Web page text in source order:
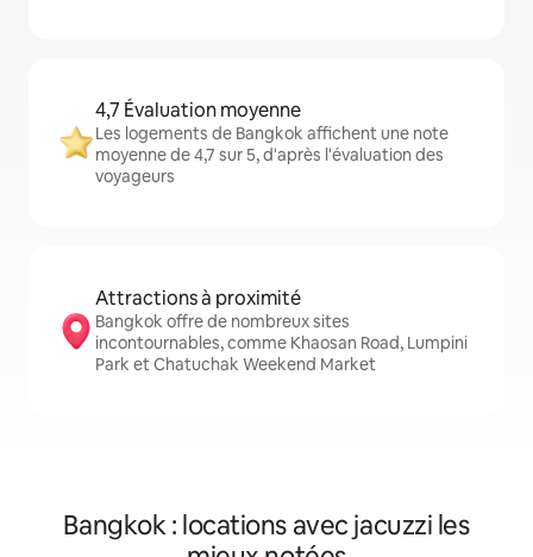
4,7 Évaluation moyenne
Les logements de Bangkok affichent une note
moyenne de 4,7 sur 5, d'après l'évaluation des
voyageurs
Attractions à proximité
Bangkok offre de nombreux sites
incontournables, comme Khaosan Road, Lumpini
Park et Chatuchak Weekend Market
Bangkok : locations avec jacuzzi les